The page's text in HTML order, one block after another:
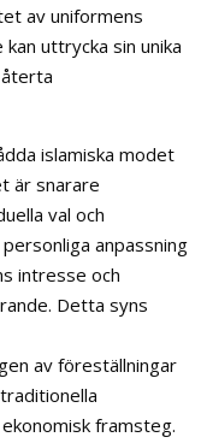
av uniformens
uttrycka sin unika
islamiska modet
är snarare
val och
anpassning
intresse och
Detta syns
av föreställningar
framsteg.